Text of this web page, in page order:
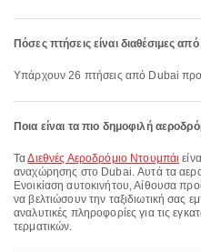
Πόσες πτήσεις είναι διαθέσιμες
Υπάρχουν 26 πτήσεις από Dubai
Ποια είναι τα πιο δημοφιλή
ΤαΔιεθνές Αεροδρόμιο Ντουμπάι
αναχώρησης στο Dubai. Αυτά τα
Ενοικίαση αυτοκινήτου, Αίθουσα
να βελτιώσουν την ταξιδιωτική σας
αναλυτικές πληροφορίες για τις
τερματικών.